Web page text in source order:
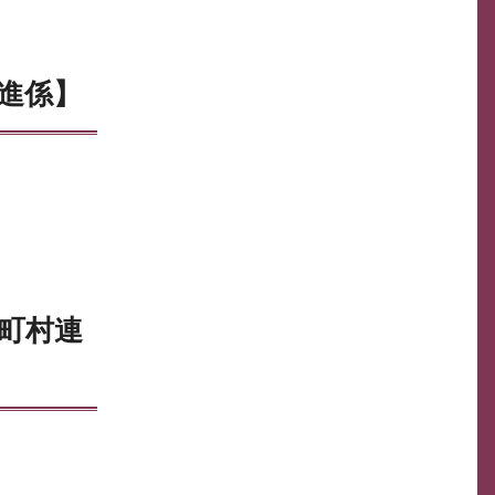
係】
村連